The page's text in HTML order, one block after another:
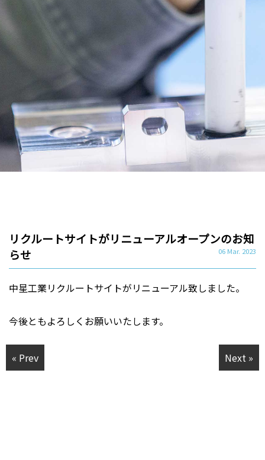
リクルートサイトがリニューアルオープンのお知
らせ
06 Mar. 2023
中星工業リクルートサイトがリニューアル致しました。
今後ともよろしくお願いいたします。
« Prev Next »